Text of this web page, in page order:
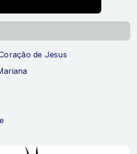
de Jesus